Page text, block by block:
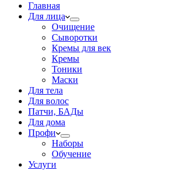
Главная
Для лица
Очищение
Сыворотки
Кремы для век
Кремы
Тоники
Маски
Для тела
Для волос
Патчи, БАДы
Для дома
Профи
Наборы
Обучение
Услуги